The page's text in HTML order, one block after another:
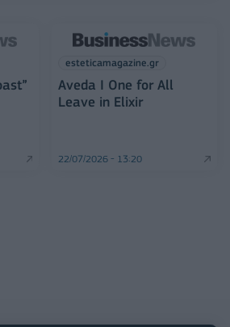
esteticamagazine.gr
Aveda I One for All
Leave in Elixir
22/07/2026 - 13:20